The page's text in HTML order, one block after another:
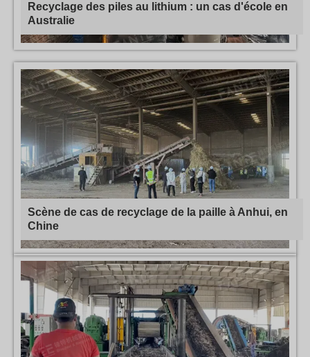
Recyclage des piles au lithium : un cas d'école en
Australie
Scène de cas de recyclage de la paille à Anhui, en
Chine